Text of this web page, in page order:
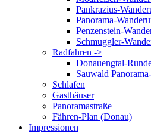
Pankrazius-
Panorama-
Penzenstein-
Schmuggler-
Radfahren ->
Donauengtal-
Sauwald
Schlafen
Gasthäuser
Panoramastraße
Fähren-Plan (Donau)
Impressionen